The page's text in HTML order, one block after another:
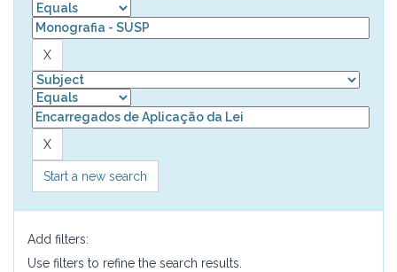
Start a new search
Add filters:
Use filters to refine the search results.